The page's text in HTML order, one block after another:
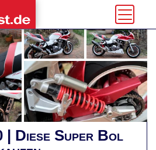
| Diese Super Bol